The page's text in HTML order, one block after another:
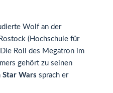
Wolf an der
(Hochschule für
Roll des Megatron im
gehört zu seinen
Star Wars sprach er